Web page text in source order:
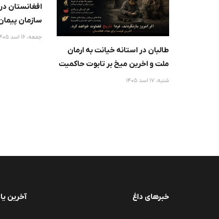
طالبان در استانه خیانت به ارمان
ملت و اخرین میخ بر تابوت حاکمیت
افغانستان :
شنبه، 17 اسد 1405
افغانستان
سازمان
جمعه، 16 اسد 1405
خبرهای داغ آخرین